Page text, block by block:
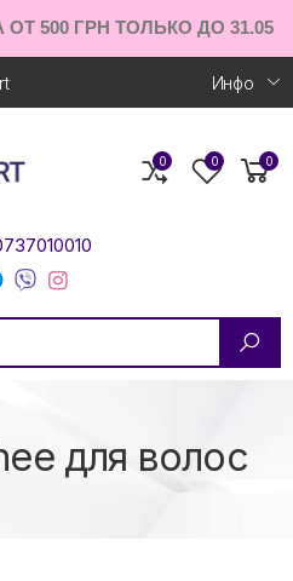
500 ГРН ТОЛЬКО ДО 31.05
Инфо
0 0 0
для волос